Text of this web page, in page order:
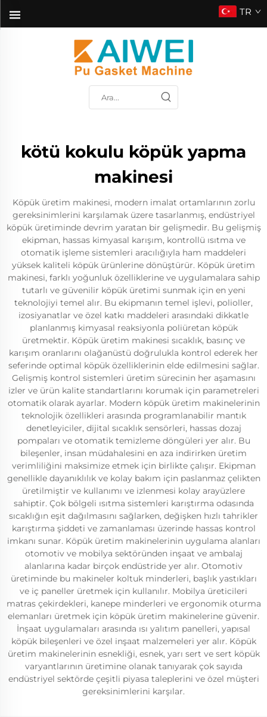
TR
kötü kokulu köpük yapma
makinesi
Köpük üretim makinesi, modern imalat ortamlarının zorlu
gereksinimlerini karşılamak üzere tasarlanmış, endüstriyel
köpük üretiminde devrim yaratan bir gelişmedir. Bu gelişmiş
ekipman, hassas kimyasal karışım, kontrollü ısıtma ve
otomatik işleme sistemleri aracılığıyla ham maddeleri
yüksek kaliteli köpük ürünlerine dönüştürür. Köpük üretim
makinesi, farklı yoğunluk özelliklerine ve uygulamalara sahip
tutarlı ve güvenilir köpük üretimi sunmak için en yeni
teknolojiyi temel alır. Bu ekipmanın temel işlevi, polioller,
izosiyanatlar ve özel katkı maddeleri arasındaki dikkatle
planlanmış kimyasal reaksiyonla poliüretan köpük
üretmektir. Köpük üretim makinesi sıcaklık, basınç ve
karışım oranlarını olağanüstü doğrulukla kontrol ederek her
seferinde optimal köpük özelliklerinin elde edilmesini sağlar.
Gelişmiş kontrol sistemleri üretim sürecinin her aşamasını
izler ve ürün kalite standartlarını korumak için parametreleri
otomatik olarak ayarlar. Modern köpük üretim makinelerinin
teknolojik özellikleri arasında programlanabilir mantık
denetleyiciler, dijital sıcaklık sensörleri, hassas dozaj
pompaları ve otomatik temizleme döngüleri yer alır. Bu
bileşenler, insan müdahalesini en aza indirirken üretim
verimliliğini maksimize etmek için birlikte çalışır. Ekipman
genellikle dayanıklılık ve kolay bakım için paslanmaz çelikten
üretilmiştir ve kullanımı ve izlenmesi kolay arayüzlere
sahiptir. Çok bölgeli ısıtma sistemleri karıştırma odasında
sıcaklığın eşit dağılmasını sağlarken, değişken hızlı tahrikler
karıştırma şiddeti ve zamanlaması üzerinde hassas kontrol
imkanı sunar. Köpük üretim makinelerinin uygulama alanları
otomotiv ve mobilya sektöründen inşaat ve ambalaj
alanlarına kadar birçok endüstride yer alır. Otomotiv
üretiminde bu makineler koltuk minderleri, başlık yastıkları
ve iç paneller üretmek için kullanılır. Mobilya üreticileri
matras çekirdekleri, kanepe minderleri ve ergonomik oturma
elemanları üretmek için köpük üretim makinelerine güvenir.
İnşaat uygulamaları arasında ısı yalıtım panelleri, yapısal
köpük bileşenleri ve özel inşaat malzemeleri yer alır. Köpük
üretim makinelerinin esnekliği, esnek, yarı sert ve sert köpük
varyantlarının üretimine olanak tanıyarak çok sayıda
endüstriyel sektörde çeşitli piyasa taleplerini ve özel müşteri
gereksinimlerini karşılar.